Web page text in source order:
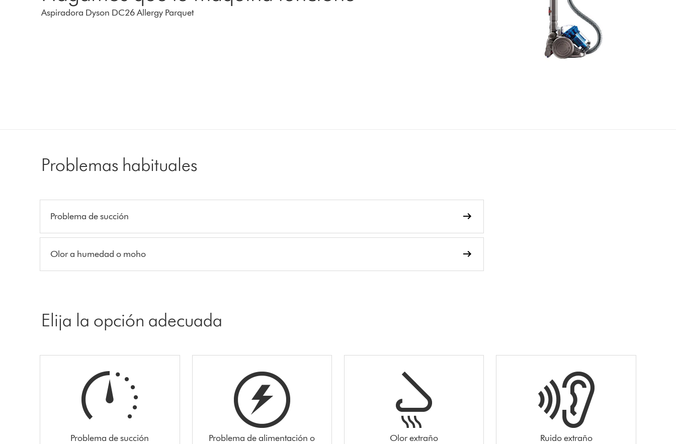
Aspiradora Dyson DC26 Allergy Parquet
Problemas habituales
Problema de succión
Olor a humedad o moho
Elija la opción adecuada
Problema de succión
Problema de alimentación o
Olor extraño Ruido extraño